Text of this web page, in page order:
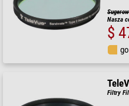
Nasza
$
Filtry